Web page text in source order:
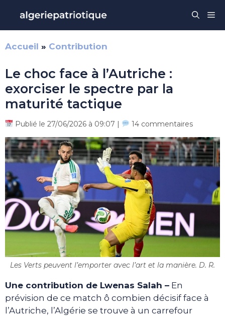
contenu
Accueil » Contribution
Le choc face à l’Autriche :
exorciser le spectre par la
maturité tactique
Publié le 27/06/2026 à 09:07 | 14 commentaires
Les Verts peuvent l’emporter avec l’art et la manière. D. R.
Une contribution de Lwenas Salah – En
prévision de ce match ô combien décisif face à
l’Autriche, l’Algérie se trouve à un carrefour